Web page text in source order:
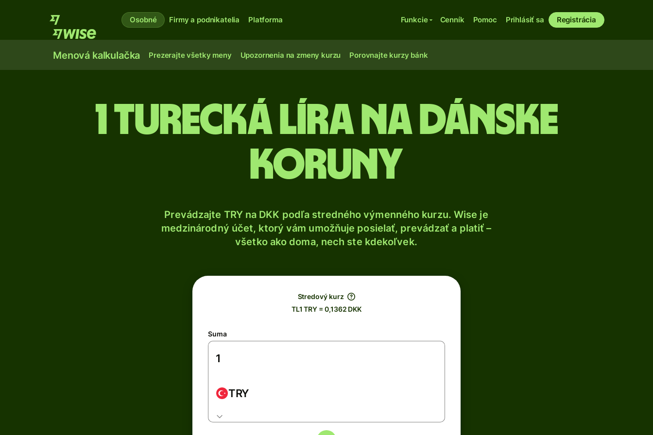
Osobné Firmy a podnikatelia Platforma Funkcie Cenník Pomoc Prihlásiť sa Registrácia
Menová kalkulačka Prezerajte všetky meny Upozornenia na zmeny kurzu Porovnajte kurzy bánk
1 Turecká líra na dánske
koruny
Prevádzajte TRY na DKK podľa stredného výmenného kurzu. Wise je
medzinárodný účet, ktorý vám umožňuje posielať, prevádzať a platiť –
všetko ako doma, nech ste kdekoľvek.
Stredový kurz
TL1 TRY = 0,1362 DKK
Suma
TRY